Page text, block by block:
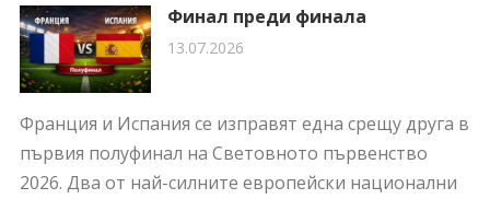
Финал преди финала
13.07.2026
Франция и Испания се изправят една срещу друга в
първия полуфинал на Световното първенство
2026. Два от най-силните европейски национални